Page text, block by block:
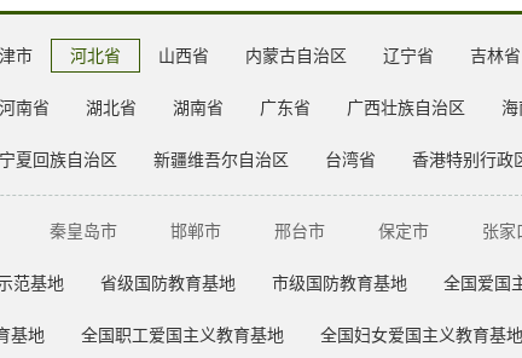
市 河北省 山西省 内蒙古自治区 辽宁省 吉林省
河南省 湖北省 湖南省 广东省 广西壮族自治区 海
宁夏回族自治区 新疆维吾尔自治区 台湾省 香港特别行政
秦皇岛市 邯郸市 邢台市 保定市 张家
范基地 省级国防教育基地 市级国防教育基地 全国爱国
基地 全国职工爱国主义教育基地 全国妇女爱国主义教育基地